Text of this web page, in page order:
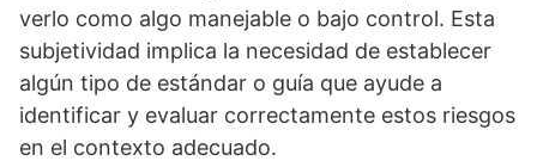
verlo como algo manejable o bajo control. Esta
subjetividad implica la necesidad de establecer
algún tipo de estándar o guí­a que ayude a
identificar y evaluar correctamente estos riesgos
en el contexto adecuado.